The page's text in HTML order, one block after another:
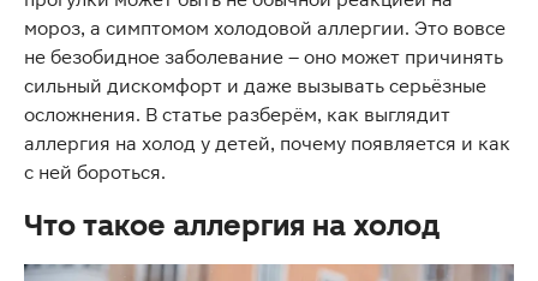
мороз, а симптомом холодовой аллергии. Это вовсе
не безобидное заболевание – оно может причинять
сильный дискомфорт и даже вызывать серьёзные
осложнения. В статье разберём, как выглядит
аллергия на холод у детей, почему появляется и как
с ней бороться.
Что такое аллергия на холод